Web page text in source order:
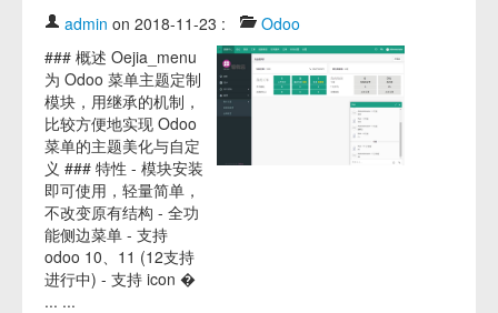
admin on 2018-11-23 :
Odoo
### 概述 Oejia_menu
为 Odoo 菜单主题定制
模块，用继承的机制，
比较方便地实现 Odoo
菜单的主题美化与自定
义 ### 特性 - 模块安装
即可使用，轻量简单，
不改变原有结构 - 全功
能侧边菜单 - 支持
odoo 10、11 (12支持
进行中) - 支持 icon �
... ...